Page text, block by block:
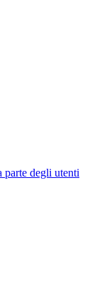
parte degli utenti